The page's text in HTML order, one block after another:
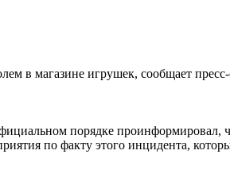
в магазине игрушек, сообщает
порядке проинформировал,
по факту этого инцидента,